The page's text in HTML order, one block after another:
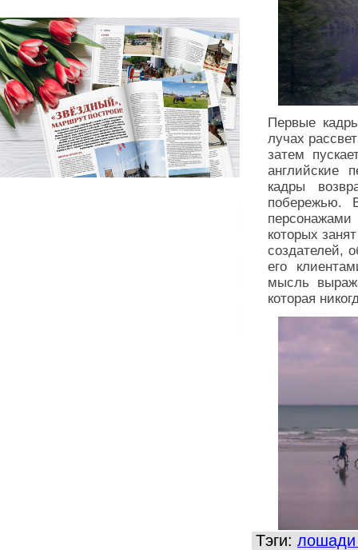
Первые
лучах
затем
английские
кадры
побережью.
которых
создателей,
его
мысль
которая
Тэги: лошади